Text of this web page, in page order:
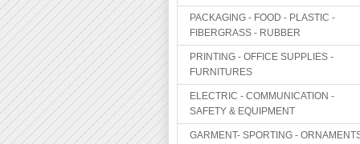
PACKAGING - FOOD - PLASTIC -
FIBERGRASS - RUBBER
PRINTING - OFFICE SUPPLIES -
FURNITURES
ELECTRIC - COMMUNICATION -
SAFETY & EQUIPMENT
GARMENT- SPORTING -